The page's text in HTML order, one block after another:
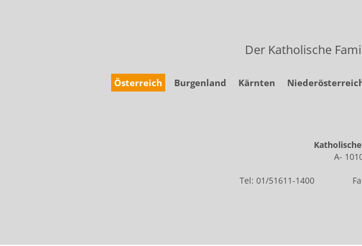
Der Katholische
Österreich Burgenland Kärnten
A-
Tel: 01/51611-1400